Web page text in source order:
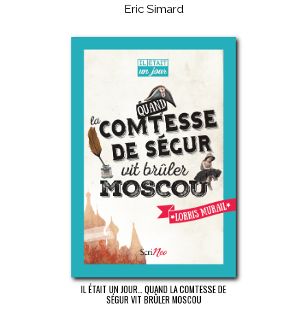
Eric Simard
IL ÉTAIT UN JOUR… QUAND LA COMTESSE DE
SÉGUR VIT BRÛLER MOSCOU